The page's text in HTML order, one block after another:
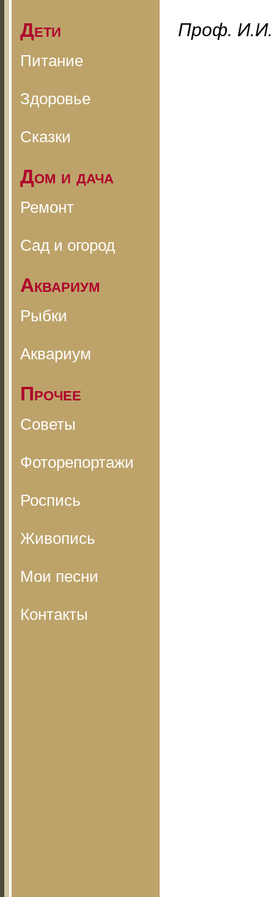
Дети
Питание
Здоровье
Сказки
Дом и дача
Ремонт
Сад и огород
Аквариум
Рыбки
Аквариум
Прочее
Советы
Фоторепортажи
Роспись
Живопись
Мои песни
Контакты
Проф. И.И.